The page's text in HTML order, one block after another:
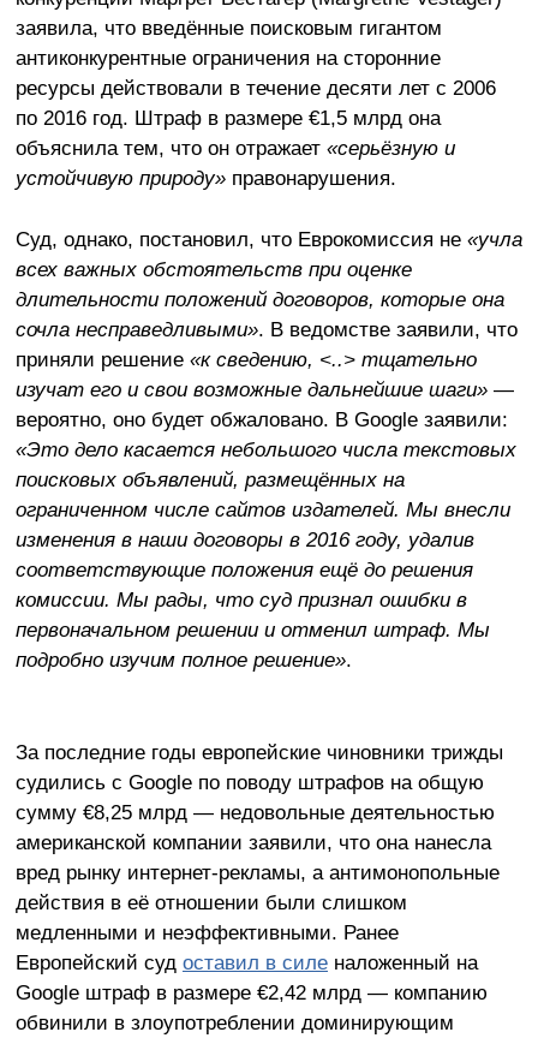
заявила, что введённые поисковым гигантом
антиконкурентные ограничения на сторонние
ресурсы действовали в течение десяти лет с 2006
по 2016 год. Штраф в размере €1,5 млрд она
объяснила тем, что он отражает «серьёзную и
устойчивую природу»правонарушения.
Суд, однако, постановил, что Еврокомиссия не «учла
всех важных обстоятельств при оценке
длительности положений договоров, которые она
сочла несправедливыми». В ведомстве заявили, что
приняли решение «к сведению, <..> тщательно
изучат его и свои возможные дальнейшие шаги»—
вероятно, оно будет обжаловано. В Google заявили:
«Это дело касается небольшого числа текстовых
поисковых объявлений, размещённых на
ограниченном числе сайтов издателей. Мы внесли
изменения в наши договоры в 2016 году, удалив
соответствующие положения ещё до решения
комиссии. Мы рады, что суд признал ошибки в
первоначальном решении и отменил штраф. Мы
подробно изучим полное решение».
За последние годы европейские чиновники трижды
судились с Google по поводу штрафов на общую
сумму €8,25 млрд — недовольные деятельностью
американской компании заявили, что она нанесла
вред рынку интернет-рекламы, а антимонопольные
действия в её отношении были слишком
медленными и неэффективными. Ранее
Европейский суд оставил в силеналоженный на
Google штраф в размере €2,42 млрд — компанию
обвинили в злоупотреблении доминирующим